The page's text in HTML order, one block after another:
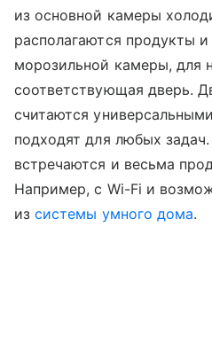
из основной камеры
располагаются продукты и
морозильной камеры, для
соответствующая дверь.
считаются
подходят для любых
встречаются и весьма
Например, с Wi-Fi и
изсистемы умного дома.